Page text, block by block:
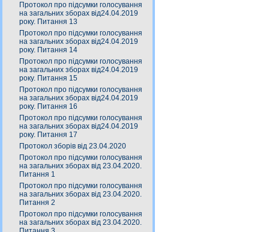
Протокол про підсумки голосування
на загальних зборах від24.04.2019
року. Питання 13
Протокол про підсумки голосування
на загальних зборах від24.04.2019
року. Питання 14
Протокол про підсумки голосування
на загальних зборах від24.04.2019
року. Питання 15
Протокол про підсумки голосування
на загальних зборах від24.04.2019
року. Питання 16
Протокол про підсумки голосування
на загальних зборах від24.04.2019
року. Питання 17
Протокол зборів від 23.04.2020
Протокол про підсумки голосування
на загальних зборах від 23.04.2020.
Питання 1
Протокол про підсумки голосування
на загальних зборах від 23.04.2020.
Питання 2
Протокол про підсумки голосування
на загальних зборах від 23.04.2020.